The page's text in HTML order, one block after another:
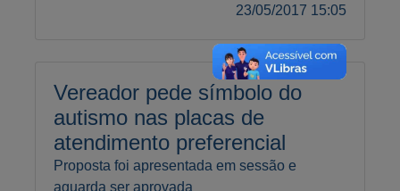
23/05/2017 15:05
Vereador pede símbolo do
autismo nas placas de
atendimento preferencial
Proposta foi apresentada em sessão e
aguarda ser aprovada